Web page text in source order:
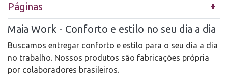
Páginas
Maia Work - Conforto e estilo no seu dia a dia
Buscamos entregar conforto e estilo para o seu dia a dia
no trabalho. Nossos produtos são fabricações própria
por colaboradores brasileiros.